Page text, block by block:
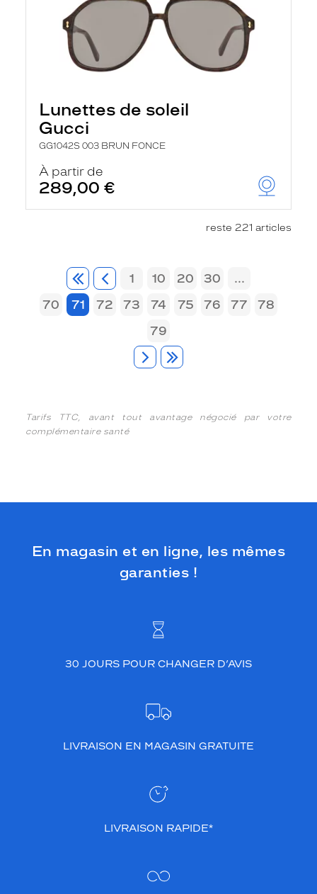
Lunettes de soleil
Gucci
GG1042S 003 BRUN FONCE
À partir de
289,00 €
reste 221 articles
1 10 20 30
...
70
71 72 73 74 75 76 77
78
79
Tarifs TTC, avant tout avantage négocié par votre
complémentaire santé
En magasin et en ligne, les mêmes
garanties !
30 JOURS POUR CHANGER D’AVIS
LIVRAISON EN MAGASIN GRATUITE
LIVRAISON RAPIDE*